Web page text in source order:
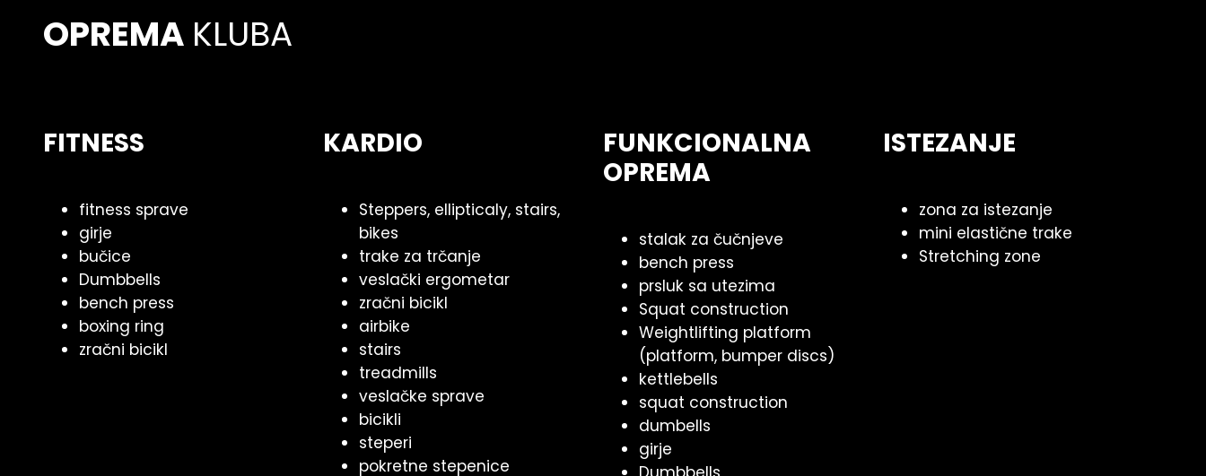
OPREMA KLUBA
FITNESS
fitness sprave
girje
bučice
Dumbbells
bench press
boxing ring
zračni bicikl
KARDIO
Steppers, ellipticaly, stairs,
bikes
trake za trčanje
veslački ergometar
zračni bicikl
airbike
stairs
treadmills
veslačke sprave
bicikli
steperi
pokretne stepenice
FUNKCIONALNA
OPREMA
stalak za čučnjeve
bench press
prsluk sa utezima
Squat construction
Weightlifting platform
(platform, bumper discs)
kettlebells
squat construction
dumbells
girje
ISTEZANJE
zona za istezanje
mini elastične trake
Stretching zone